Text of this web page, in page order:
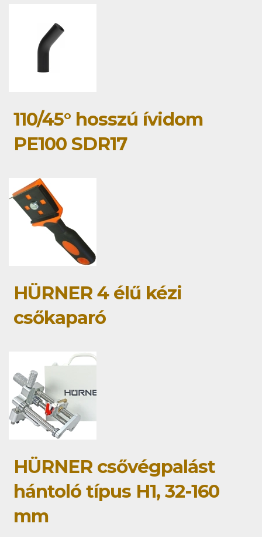
110/45° hosszú ívidom
PE100 SDR17
HÜRNER 4 élű kézi
csőkaparó
HÜRNER csővégpalást
hántoló típus H1, 32-160
mm